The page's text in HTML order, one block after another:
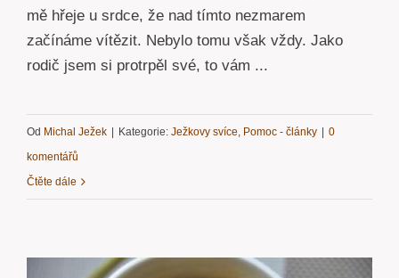
mě hřeje u srdce, že nad tímto nezmarem
začínáme vítězit. Nebylo tomu však vždy. Jako
rodič jsem si protrpěl své, to vám ...
Od Michal Ježek | Kategorie: Ježkovy svíce Pomoc - články | 0
komentářů
Čtěte dále